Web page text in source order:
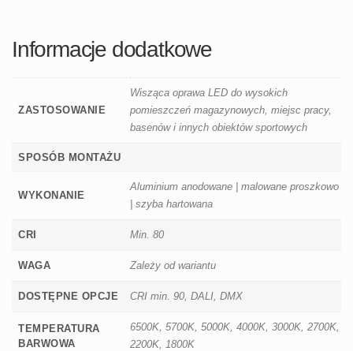
Informacje dodatkowe
ZASTOSOWANIE
Wisząca oprawa LED do wysokich
pomieszczeń magazynowych, miejsc pracy,
basenów i innych obiektów sportowych
SPOSÓB MONTAŻU
WYKONANIE
Aluminium anodowane | malowane proszkowo
| szyba hartowana
CRI Min. 80
WAGA Zależy od wariantu
DOSTĘPNE OPCJE CRI min. 90, DALI, DMX
TEMPERATURA
BARWOWA
6500K, 5700K, 5000K, 4000K, 3000K, 2700K,
2200K, 1800K